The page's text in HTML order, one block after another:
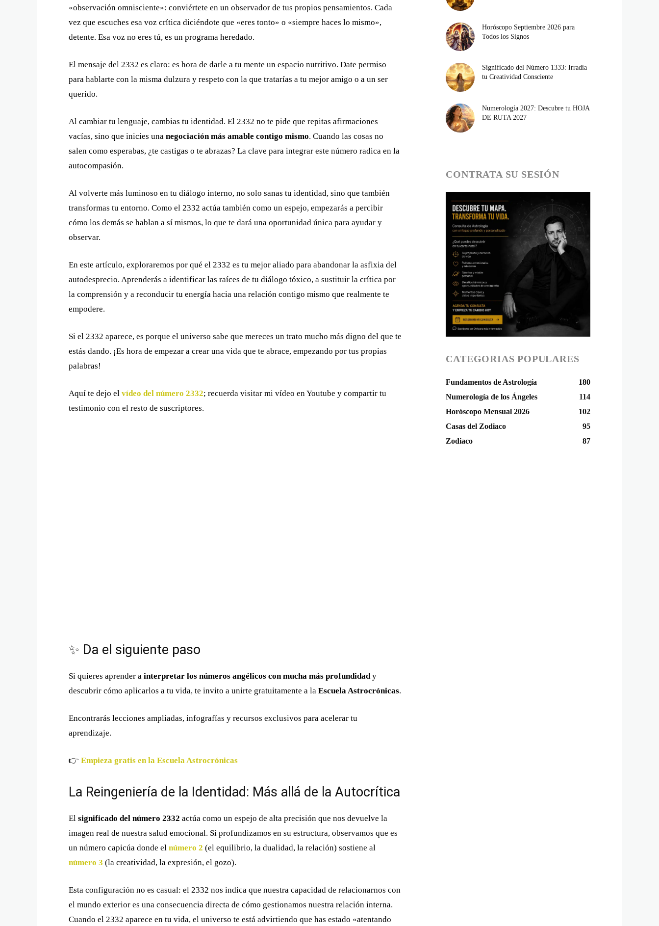
«observación omnisciente»: conviértete en un observador de tus propios pensamientos. Cada
vez que escuches esa voz crítica diciéndote que «eres tonto» o «siempre haces lo mismo»,
detente. Esa voz no eres tú, es un programa heredado.
El mensaje del 2332 es claro: es hora de darle a tu mente un espacio nutritivo. Date permiso
para hablarte con la misma dulzura y respeto con la que tratarías a tu mejor amigo o a un ser
querido.
Al cambiar tu lenguaje, cambias tu identidad. El 2332 no te pide que repitas afirmaciones
vacías, sino que inicies una negociación más amable contigo mismo. Cuando las cosas no
salen como esperabas, ¿te castigas o te abrazas? La clave para integrar este número radica en la
autocompasión.
Al volverte más luminoso en tu diálogo interno, no solo sanas tu identidad, sino que también
transformas tu entorno. Como el 2332 actúa también como un espejo, empezarás a percibir
cómo los demás se hablan a sí mismos, lo que te dará una oportunidad única para ayudar y
observar.
En este artículo, exploraremos por qué el 2332 es tu mejor aliado para abandonar la asfixia del
autodesprecio. Aprenderás a identificar las raíces de tu diálogo tóxico, a sustituir la crítica por
la comprensión y a reconducir tu energía hacia una relación contigo mismo que realmente te
empodere.
Si el 2332 aparece, es porque el universo sabe que mereces un trato mucho más digno del que te
estás dando. ¡Es hora de empezar a crear una vida que te abrace, empezando por tus propias
palabras!
Aquí te dejo el vídeo del número 2332; recuerda visitar mi vídeo en Youtube y compartir tu
testimonio con el resto de suscriptores.
✨ Da el siguiente paso
Si quieres aprender a interpretar los números angélicos con mucha más profundidady
descubrir cómo aplicarlos a tu vida, te invito a unirte gratuitamente a la Escuela Astrocrónicas.
Encontrarás lecciones ampliadas, infografías y recursos exclusivos para acelerar tu
aprendizaje.
👉 Empieza gratis en la Escuela Astrocrónicas
La Reingeniería de la Identidad: Más allá de la Autocrítica
El significado del número 2332 actúa como un espejo de alta precisión que nos devuelve la
imagen real de nuestra salud emocional. Si profundizamos en su estructura, observamos que es
un número capicúa donde el número 2 (el equilibrio, la dualidad, la relación) sostiene al
número 3 (la creatividad, la expresión, el gozo).
Esta configuración no es casual: el 2332 nos indica que nuestra capacidad de relacionarnos con
el mundo exterior es una consecuencia directa de cómo gestionamos nuestra relación interna.
Cuando el 2332 aparece en tu vida, el universo te está advirtiendo que has estado «atentando
Horóscopo Septiembre 2026 para
Todos los Signos
Significado del Número 1333: Irradia
tu Creatividad Consciente
Numerología 2027: Descubre tu HOJA
DE RUTA 2027
CONTRATA SU SESIÓN
CATEGORIAS POPULARES
Fundamentos de Astrología
180
Numerología de los Ángeles
114
Horóscopo Mensual 2026
102
Casas del Zodiaco
95
Zodiaco
87